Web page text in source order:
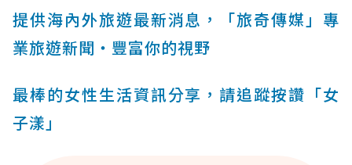
提供海內外旅遊最新消息，「旅奇傳媒」專
業旅遊新聞‧豐富你的視野
最棒的女性生活資訊分享，請追蹤按讚「女
子漾」